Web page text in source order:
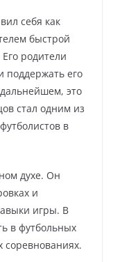
себя как
быстрой
родители
поддержать его
это
стал одним из
в
духе. Он
и
игры. В
в футбольных
соревнованиях.